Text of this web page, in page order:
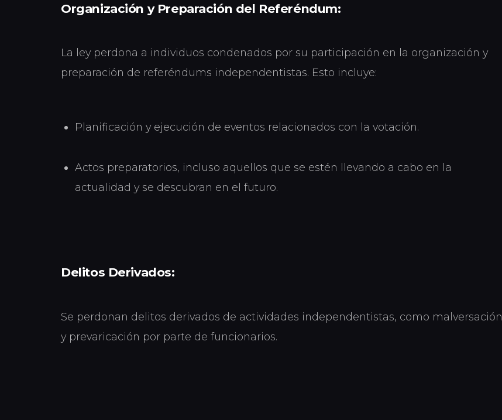
Organización y Preparación del Referéndum:
La ley perdona a individuos condenados por su participación en la organización y
preparación de referéndums independentistas. Esto incluye:
Planificación y ejecución de eventos relacionados con la votación.
Actos preparatorios, incluso aquellos que se estén llevando a cabo en la
actualidad y se descubran en el futuro.
Delitos Derivados:
Se perdonan delitos derivados de actividades independentistas, como malversación
y prevaricación por parte de funcionarios.